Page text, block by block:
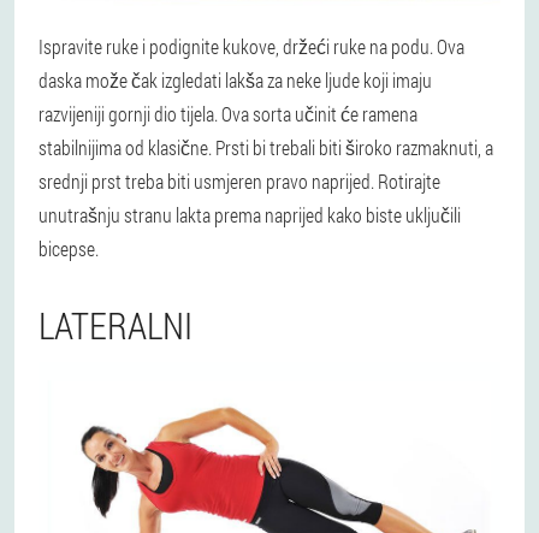
Ispravite ruke i podignite kukove, držeći ruke na podu. Ova
daska može čak izgledati lakša za neke ljude koji imaju
razvijeniji gornji dio tijela. Ova sorta učinit će ramena
stabilnijima od klasične. Prsti bi trebali biti široko razmaknuti, a
srednji prst treba biti usmjeren pravo naprijed. Rotirajte
unutrašnju stranu lakta prema naprijed kako biste uključili
bicepse.
LATERALNI